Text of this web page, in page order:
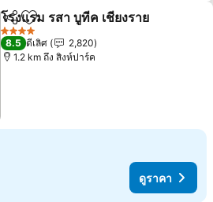
แชร์ เพิ่มในรายการโปรด
โรงแรม รสา บูทีค เชียงราย
4 ดาว
8.5 ดีเลิศ
2,820
1.2 km ถึง สิงห์ปาร์ค
ดูราคา